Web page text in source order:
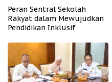
Peran Sentral Sekolah
Rakyat dalam Mewujudkan
Pendidikan Inklusif